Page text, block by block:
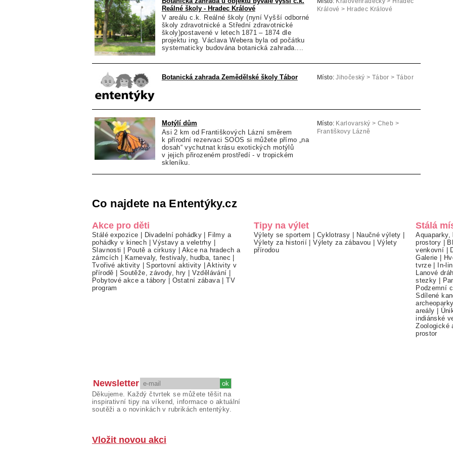
Reálné školy - Hradec Králové
V areálu c.k. Reálné školy (nyní Vyšší odborné
školy zdravotnické a Střední zdravotnické
školy)postavené v letech 1871 – 1874 dle
projektu ing. Václava Webera byla od počátku
systematicky budována botanická zahrada....
Králové > Hradec Králové
Botanická zahrada Zemědělské školy Tábor Místo: Jihočeský > Tábor > Tábor
Motýlí dům
Asi 2 km od Františkových Lázní směrem
k přírodní rezervaci SOOS si můžete přímo „na
dosah“ vychutnat krásu exotických motýlů
v jejich přirozeném prostředí - v tropickém
skleníku.
Místo: Karlovarský > Cheb >
Františkovy Lázně
Co najdete na Ententýky.cz
Akce pro děti
Stálé expozice | Divadelní pohádky | Filmy a
pohádky v kinech |Výstavy a veletrhy |
Slavnosti | Poutě a cirkusy | Akce na hradech a
zámcích | Karnevaly, festivaly, hudba, tanec |
Tvořivé aktivity |Sportovní aktivity |Aktivity v
přírodě | Soutěže, závody, hry | Vzdělávání |
Pobytové akce a tábory | Ostatní zábava |TV
program
Tipy na výlet
Výlety se sportem | Cyklotrasy | Naučné výlety |
Výlety za historií |Výlety za zábavou | Výlety
přírodou
Stálá
Aquaparky,
prostory |
venkovní |
Galerie |
tvrze | In-
Lanové
stezky |
Podzemní
Sdílené
archeoparky
areály |
indiánské
Zoologické
prostor
Newsletter
Děkujeme. Každý čtvrtek se můžete těšit na
inspirativní tipy na víkend, informace o aktuální
soutěži a o novinkách v rubrikách ententýky.
Vložit novou akci